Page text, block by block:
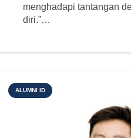
menghadapi tantangan
diri.”…
ALUMNI ID